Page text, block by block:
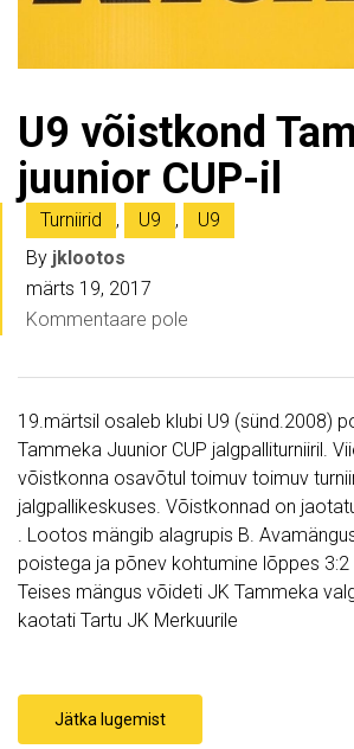
U9 võistkond
juunior CUP-il
Turniirid , U9 ,
U9
By jklootos
märts 19, 2017
Kommentaare pole
19.märtsil osaleb klubi U9 (sünd.2008)
Tammeka Juunior CUP jalgpalliturniiril.
võistkonna osavõtul toimuv toimuv
jalgpallikeskuses. Võistkonnad on
. Lootos mängib alagrupis B.
poistega ja põnev kohtumine lõppes 3:2
Teises mängus võideti JK Tammeka
kaotati Tartu JK Merkuurile
Jätka lugemist